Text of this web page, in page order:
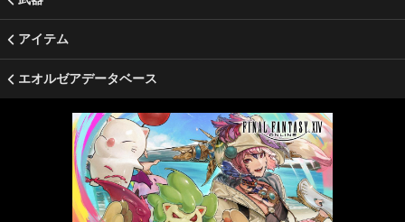
アイテム
エオルゼアデータベース